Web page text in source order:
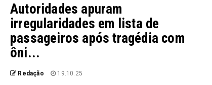
Autoridades apuram
irregularidades em lista de
passageiros após tragédia com
ôni...
Redação 19.10.25